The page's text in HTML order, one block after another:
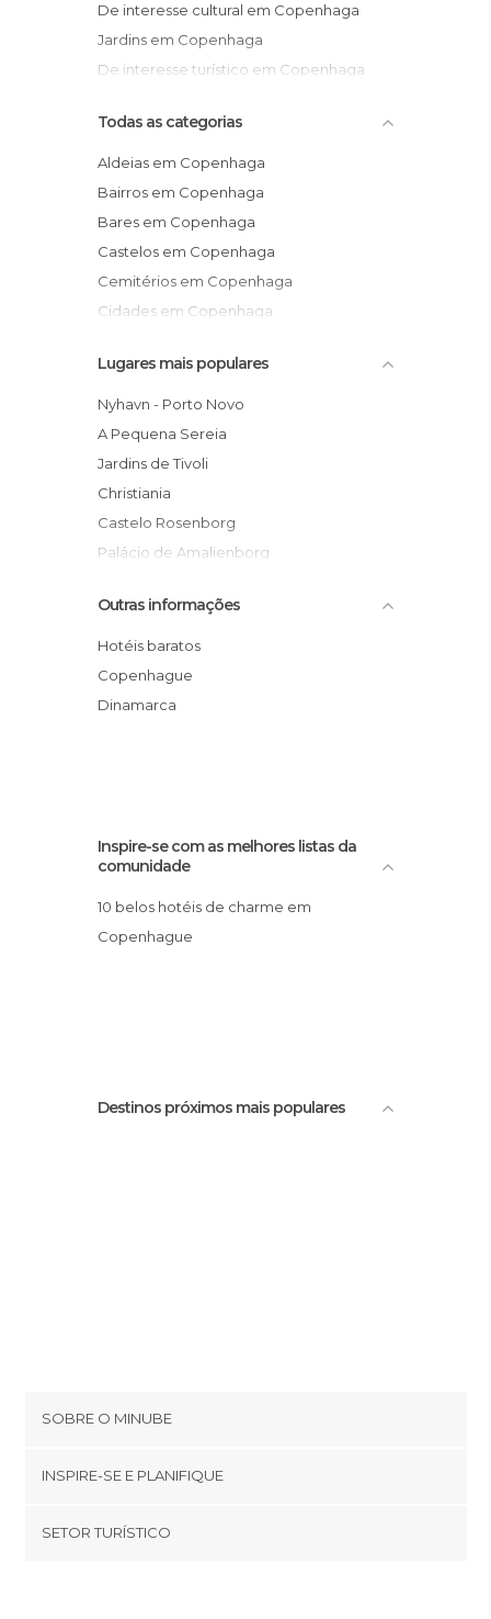
De interesse cultural em Copenhaga
Jardins em Copenhaga
De interesse turístico em Copenhaga
Todas as categorias
Aldeias em Copenhaga
Bairros em Copenhaga
Bares em Copenhaga
Castelos em Copenhaga
Cemitérios em Copenhaga
Cidades em Copenhaga
De interesse turístico em Copenhaga
Estações de Comboio em Copenhaga
Estátuas em Copenhaga
Igrejas em Copenhaga
Jardins em Copenhaga
Lagos em Copenhaga
Lojas em Copenhaga
Museus em Copenhaga
Palácios em Copenhaga
Portos em Copenhaga
Praças em Copenhaga
Sítios insólitos em Copenhaga
Teatros em Copenhaga
Lugares mais populares
Nyhavn - Porto Novo
A Pequena Sereia
Jardins de Tivoli
Christiania
Castelo Rosenborg
Palácio de Amalienborg
Igreja de Mármore - Marmorkirken
Kastellet Fort
Jardins Kastellet
Ópera de Copenhague
Outras informações
Hotéis baratos
Copenhague
Dinamarca
Inspire-se com as melhores listas da
comunidade
10 belos hotéis de charme em
Copenhague
Destinos próximos mais populares
SOBRE O MINUBE
Términos e Condições
INSPIRE-SE E PLANIFIQUE
footer@item_discovertips_anchor
SETOR TURÍSTICO